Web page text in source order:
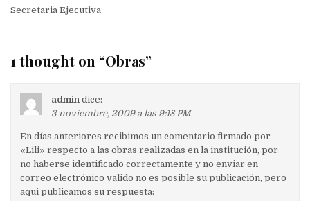
Secretaria Ejecutiva
1 thought on “Obras”
admin dice:
3 noviembre, 2009 a las 9:18 PM
En días anteriores recibimos un comentario firmado por
«Lili» respecto a las obras realizadas en la institución, por
no haberse identificado correctamente y no enviar en
correo electrónico valido no es posible su publicación, pero
aqui publicamos su respuesta: